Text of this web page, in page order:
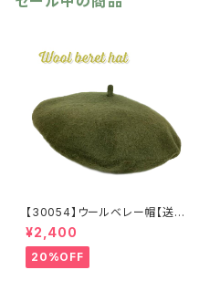
【30054】ウールベレー帽【送料
無料】帽子 カーキ グリー
ン 秋冬 フェルトベレー レト
ロ 無地 チョボ シンプル
¥2,400
20%OFF